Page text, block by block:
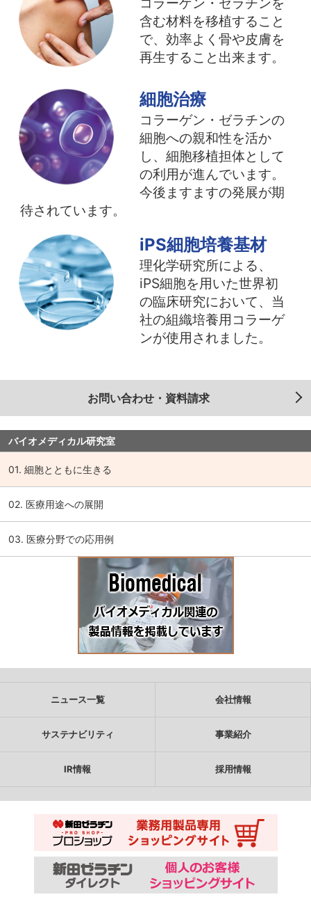
バイオメディカル研究室
01. 細胞とともに生きる
02. 医療用途への展開
03. 医療分野での応用例
含む材料を移植すること
で、効率よく骨や皮膚を
再生すること出来ます。
細胞治療
コラーゲン・ゼラチンの
細胞への親和性を活か
し、細胞移植担体として
の利用が進んでいます。
今後ますますの発展が期
待されています。
iPS細胞培養基材
理化学研究所による、
iPS細胞を用いた世界初
の臨床研究において、当
社の組織培養用コラーゲ
ンが使用されました。
お問い合わせ・資料請求
ニュース一覧 会社情報
サステナビリティ 事業紹介
IR情報 採用情報